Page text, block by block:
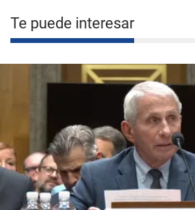
Te puede interesar